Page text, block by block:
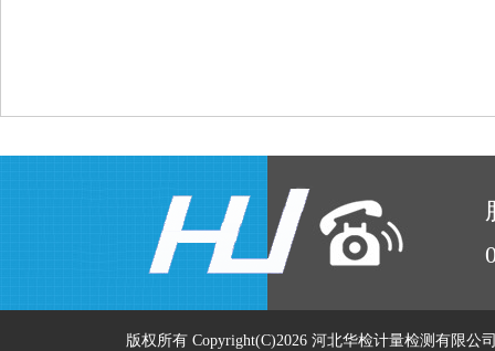
版权所有 Copyright(C)2026 河北华检计量检测有限